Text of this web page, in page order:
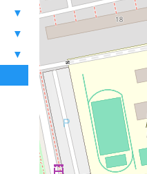
▼
▼
▼